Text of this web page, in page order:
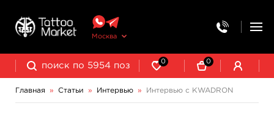
Москва
0 0
Главная » Статьи » Интервью » Интервью с KWADRON